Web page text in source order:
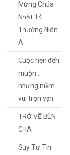
Mừng Chúa
Nhật 14
Thường Niên
A
Cuộc hẹn đến
muộn…
nhưng niềm
vui trọn vẹn
TRỞ VỀ BÊN
CHA
Suy Tư Tin